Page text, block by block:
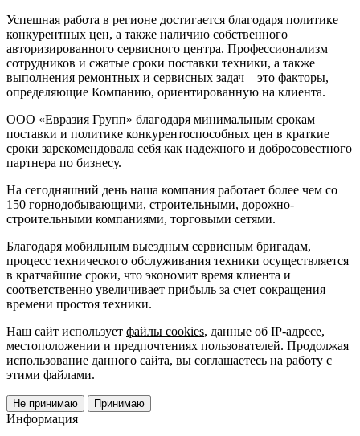
Успешная работа в регионе достигается благодаря политике
конкурентных цен, а также наличию собственного
авторизированного сервисного центра. Профессионализм
сотрудников и сжатые сроки поставки техники, а также
выполнения ремонтных и сервисных задач – это факторы,
определяющие Компанию, ориентированную на клиента.
ООО «Евразия Групп» благодаря минимальным срокам
поставки и политике конкурентоспособных цен в краткие
сроки зарекомендовала себя как надежного и добросовестного
партнера по бизнесу.
На сегодняшний день наша компания работает более чем со
150 горнодобывающими, строительными, дорожно-
строительными компаниями, торговыми сетями.
Благодаря мобильным выездным сервисным бригадам,
процесс технического обслуживания техники осуществляется
в кратчайшие сроки, что экономит время клиента и
соответственно увеличивает прибыль за счет сокращения
времени простоя техники.
Наш сайт использует файлы cookies, данные об IP-адресе,
местоположении и предпочтениях пользователей. Продолжая
использование данного сайта, вы соглашаетесь на работу с
этими файлами.
Не принимаю Принимаю
Информация